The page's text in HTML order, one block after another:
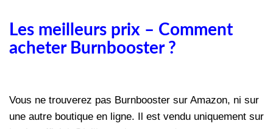
Les meilleurs prix – Comment
acheter Burnbooster ?
Vous ne trouverez pas Burnbooster sur Amazon, ni sur
une autre boutique en ligne. Il est vendu uniquement sur